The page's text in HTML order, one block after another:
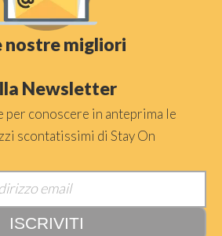
nostre migliori
Newsletter
per conoscere in anteprima le
scontatissimi di Stay On